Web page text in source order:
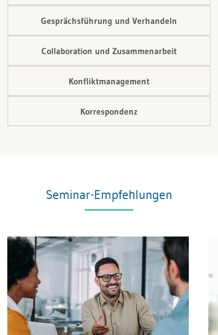
Gesprächsführung und Verhandeln
Collaboration und Zusammenarbeit
Konfliktmanagement
Korrespondenz
Seminar-Empfehlungen